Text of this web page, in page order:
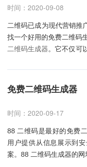
的的方式进行推广。 十
关键的是看和什么产品换
对了合适的交叉推广的
xDigit信息科技有限公司
定制开发技术、丰富项目
的品牌忠诚度。 网上购
开发，通常包括有以下功
整的会员资料库; 2、管理
等; 3、支持价格的管理
品多级分类检索、关键词
上市、促销新闻等。 虽
的，如果仅仅靠线上的
的，只有在有效的O2O销
客，使企业立于不败之地
好用，连指纹解锁都不用。 方法二、设置为免密码直
载 1、使用这一功能你要先关闭指纹解锁里面的
iTunes Store 与App
iPhone5及以下机型就不需
Apple ID后，在“设置--
就会多出一个“密码设置”
作，这里面是没有“密码设置”的选
APP应用的时候就不再需
真的，我们平常下载的基
软件，如果是收费的软
Apple ID账号和密码了， 安全
时间：2020-09-08
二维码已成为现代营销推
找一个好用的免费二维码
二维码生成器。它不仅可
成二维码非常简单。首先
例如URL、电话号码或电
如网址或邮件地址。您可
的信息。最后，单击“生
免费二维码生成器
时间：2020-09-17
88 二维码是最好的免费
用户提供从信息展示到
案。88 二维码生成器的网